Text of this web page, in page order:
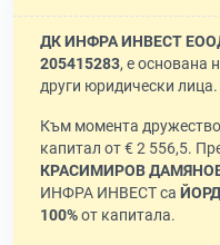
ДК ИНФРА ИНВЕСТ
205415283, е основана
други юридически лица.
Към момента
капитал от € 2 556,5.
КРАСИМИРОВ ДАМЯНОВ
ИНФРА ИНВЕСТ са
100%от капитала.